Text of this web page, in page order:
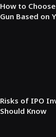
How to
Gun Based on
Risks of IPO
Should Know